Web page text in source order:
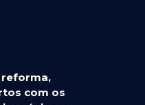
reforma,
com os